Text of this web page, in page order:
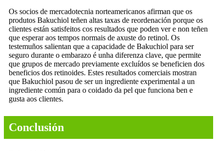
Os socios de mercadotecnia norteamericanos afirman que os
produtos Bakuchiol teñen altas taxas de reordenación porque os
clientes están satisfeitos cos resultados que poden ver e non teñen
que esperar aos tempos normais de axuste do retinol. Os
testemuños salientan que a capacidade de Bakuchiol para ser
seguro durante o embarazo é unha diferenza clave, que permite
que grupos de mercado previamente excluídos se beneficien dos
beneficios dos retinoides. Estes resultados comerciais mostran
que Bakuchiol pasou de ser un ingrediente experimental a un
ingrediente común para o coidado da pel que funciona ben e
gusta aos clientes.
Conclusión